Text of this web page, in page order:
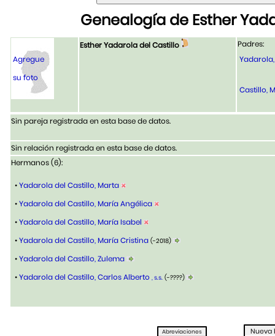
Genealogía de Esther
Agregue
su foto
Esther Yadarola del Castillo
Padres:
Castillo,
Sin pareja registrada en esta base de datos.
Sin relación registrada en esta base de datos.
Hermanos (6):
•Yadarola del Castillo, Marta
•Yadarola del Castillo, María Angélica
•Yadarola del Castillo, María Isabel
•Yadarola del Castillo, María Cristina (-2018)
•Yadarola del Castillo, Zulema
•Yadarola del Castillo, Carlos Alberto , s.s. (-????)